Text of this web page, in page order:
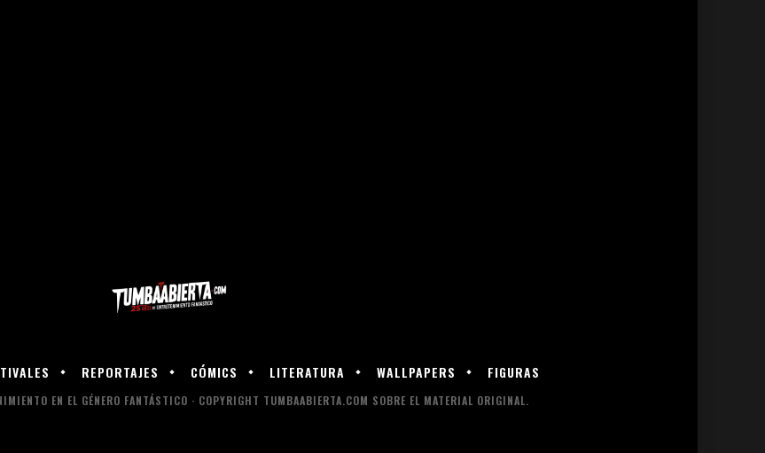
REPORTAJES CÓMICS LITERATURA WALLPAPERS FIGURAS
EN EL GÉNERO FANTÁSTICO · COPYRIGHT TUMBAABIERTA.COM SOBRE EL MATERIAL ORIGINAL.